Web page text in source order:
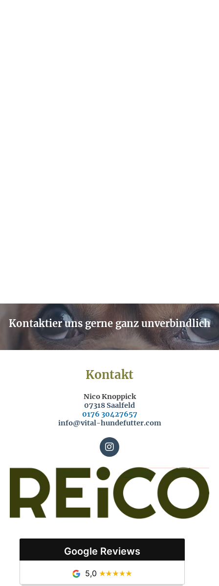
Kontaktier uns gerne ganz unverbindlich
Kontakt
Nico Knoppick
07318 Saalfeld
0176 30427657
info@vital-hundefutter.com
I
n
t
a
g
Google Reviews
5,0